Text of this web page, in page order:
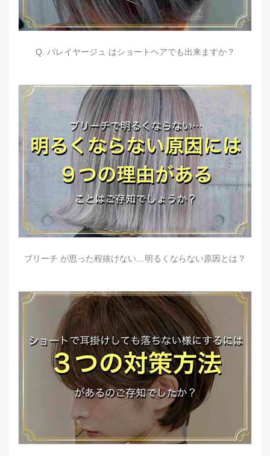
Q. バレイヤージュ はショートヘアでも出来ますか？
ブリーチ が思った程抜けない…明るくならない原因とは？